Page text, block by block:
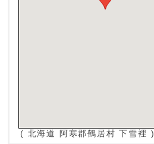
( 北海道 阿寒郡鶴居村 下雪裡 )